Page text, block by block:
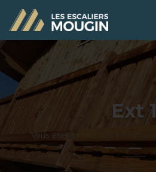
Ext 1
Vous êtes ici : »